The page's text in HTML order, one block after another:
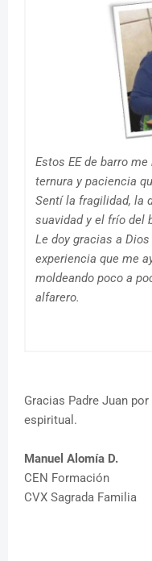
Estos EE de barro
ternura y paciencia
Sentí la fragilidad, la
suavidad y el frío del
Le doy gracias a
experiencia que me
moldeando poco a
alfarero.
Gracias Padre Juan
espiritual.
Manuel Alomía D.
CEN Formación
CVX Sagrada Familia